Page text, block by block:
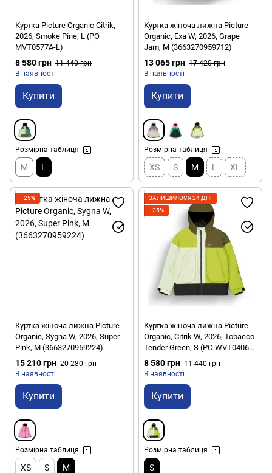
Куртка Picture Organic Citrik,
2026, Smoke Pine, L (PO
MVT0577A-L)
8 580 грн 11 440 грн
В наявності
Купити
Розмірна таблиця
M L
Куртка жіноча лижна Picture
Organic, Exa W, 2026, Grape
Jam, M (3663270959712)
13 065 грн 17 420 грн
В наявності
Купити
Розмірна таблиця
XS S M L XL
−25%
Куртка жіноча лижна Picture
Organic, Sygna W, 2026, Super
Pink, M (3663270959224)
15 210 грн 20 280 грн
В наявності
Купити
Розмірна таблиця
XS S M
ЗАЛИШИЛОСЯ 24 ДНІ
−25%
Куртка жіноча лижна Picture
Organic, Citrik W, 2026, Tobacco
Tender Green, S (PO WVT0406A-
S)
8 580 грн 11 440 грн
В наявності
Купити
Розмірна таблиця
S